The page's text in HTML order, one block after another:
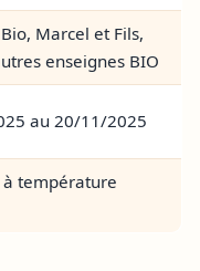
Marcel et Fils,
enseignes BIO
au 20/11/2025
température